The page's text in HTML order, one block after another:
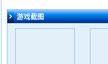
游戏截图